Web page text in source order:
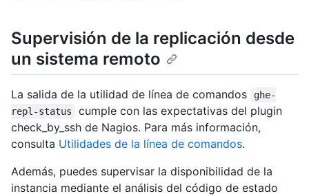
Supervisión de la replicación desde
un sistema remoto
La salida de la utilidad de línea de comandos
ghe-
repl-status
cumple con las expectativas del plugin
check_by_ssh de Nagios. Para más información,
consulta Utilidades de la línea de comandos.
Además, puedes supervisar la disponibilidad de la
instancia mediante el análisis del código de estado